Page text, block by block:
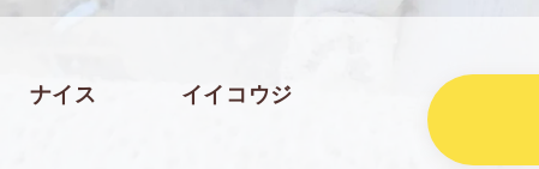
ナイス イイコウジ